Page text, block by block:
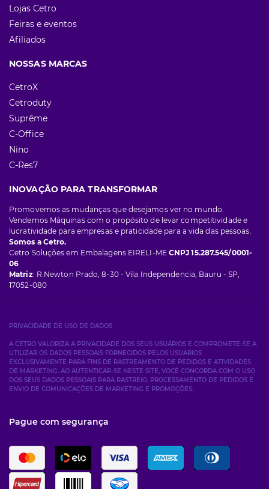
Lojas Cetro
Feiras e eventos
Afiliados
NOSSAS MARCAS
CetroX
Cetroduty
Suprême
C-Office
Nino
C-Res7
INOVAÇÃO PARA TRANSFORMAR
Promovemos as mudanças que desejamos ver no mundo.
Vendemos Máquinas com o propósito de levar competitividade e
lucratividade para empresas e praticidade para a vida das pessoas.
Somos a Cetro.
Cetro Soluções em Embalagens EIRELI-ME CNPJ 15.287.545/0001-
06
Matriz: R.Newton Prado, 8-30 - Vila Independencia, Bauru - SP,
17052-080
PRIVACIDADE DE USO DE DADOS
A CETRO VALORIZA A PRIVACIDADE DOS SEUS USUÁRIOS E COMPROMETE-SE A
UTILIZAR OS DADOS PESSOAIS FORNECIDOS PELOS USUÁRIOS
EXCLUSIVAMENTE PARA FINS DE RASTREAMENTO DE PEDIDOS E ATIVIDADES
DE MARKETING. AO AUTENTICAR-SE NESTE SITE, VOCÊ CONCORDA COM O USO
DOS SEUS DADOS PESSOAIS PARA RASTREIO, PROCESSAMENTO DE PEDIDOS E
ENVIO DE COMUNICAÇÕES DE MARKETING E PROMOÇÕES.
Pague com segurança